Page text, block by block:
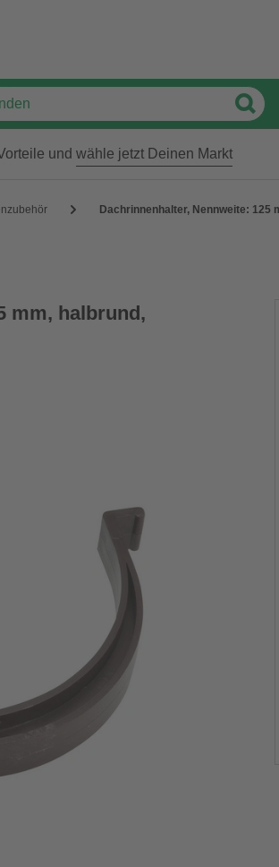
und wähle jetzt Deinen Markt
Dachrinnenhalter, Nennweite: 125
mm, halbrund,